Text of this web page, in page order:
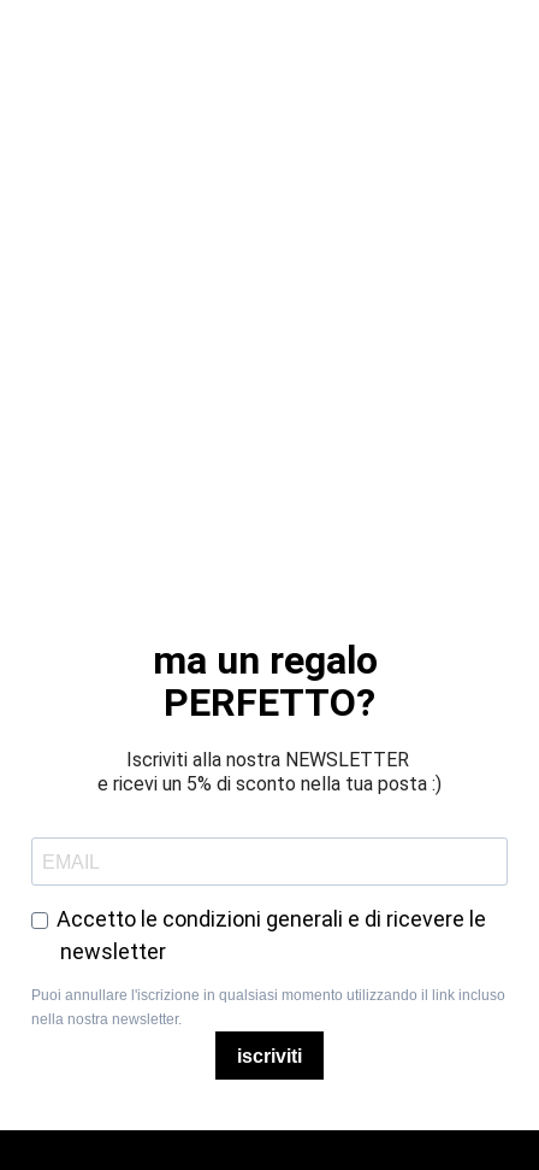
ma un regalo
PERFETTO?
Iscriviti alla nostra NEWSLETTER
e ricevi un 5% di sconto nella tua posta :)
Accetto le condizioni generali e di ricevere le
newsletter
Puoi annullare l'iscrizione in qualsiasi momento utilizzando il link incluso
nella nostra newsletter.
iscriviti